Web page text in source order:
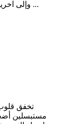
وإلى آخرين التشفي بمنطق ليس بالإمكان أفضل مما كان ...
‏تخفق
مستبسلين